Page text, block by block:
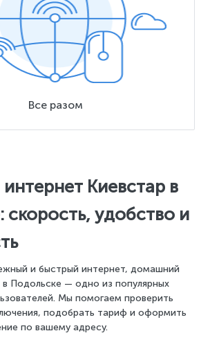
Все разом
Киевстар в
скорость, удобство и
и быстрый интернет, домашний
Подольске — одно из популярных
Мы помогаем проверить
подобрать тариф и оформить
по вашему адресу.